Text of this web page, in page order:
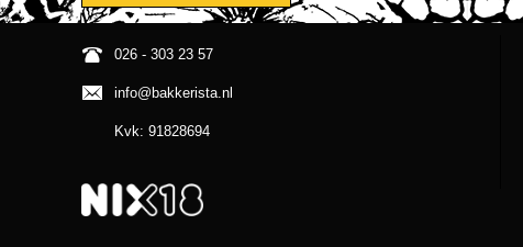
026 - 303 23 57
info@bakkerista.nl
Kvk: 91828694